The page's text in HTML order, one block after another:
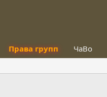
Права групп ЧаВо